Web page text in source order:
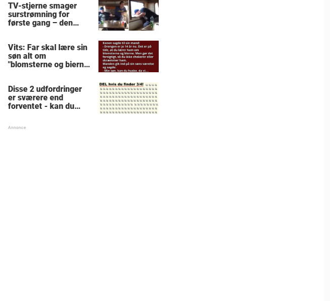
TV-stjerne smager
surstrømning for
første gang – den
skrige af grin
Vits: Far skal lære sin
søn alt om
"blomsterne og bierne"
skilsmisse
Disse 2 udfordringer
er sværere end
forventet - kan du